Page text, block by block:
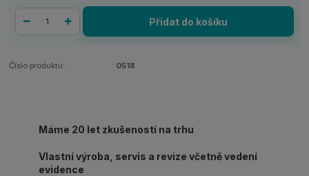
Přidat do košíku
Číslo produktu: 0518
Máme 20 let zkušeností na trhu
Vlastní výroba, servis a revize včetně vedení
evidence